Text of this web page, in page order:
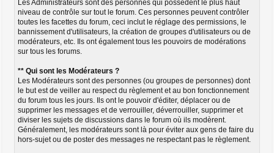
Les Administrateurs sont des personnes qui possèdent le plus haut
niveau de contrôle sur tout le forum. Ces personnes peuvent contrôler
toutes les facettes du forum, ceci inclut le réglage des permissions, le
bannissement d'utilisateurs, la création de groupes d'utilisateurs ou de
modérateurs, etc. Ils ont également tous les pouvoirs de modérations
sur tous les forums.
** Qui sont les Modérateurs ?
Les Modérateurs sont des personnes (ou groupes de personnes) dont
le but est de veiller au respect du règlement et au bon fonctionnement
du forum tous les jours. Ils ont le pouvoir d'éditer, déplacer ou de
supprimer les messages et de verrouiller, déverrouiller, supprimer et
diviser les sujets de discussions dans le forum où ils modèrent.
Généralement, les modérateurs sont là pour éviter aux gens de faire du
hors-sujet ou de poster des messages ne respectant pas le règlement.